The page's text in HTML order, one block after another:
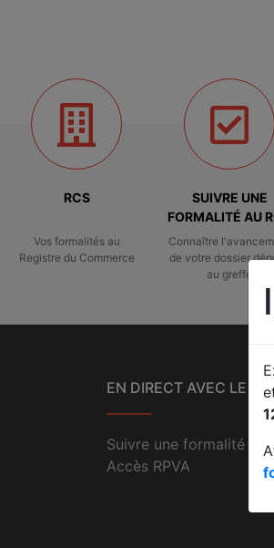
RCS
Vos formalités au
Registre du Commerce
SUIVRE UNE
FORMALITÉ AU
Connaître
de votre dossier
au greffe
EN DIRECT AVEC LE
Suivre une formalité au
Accès RPVA